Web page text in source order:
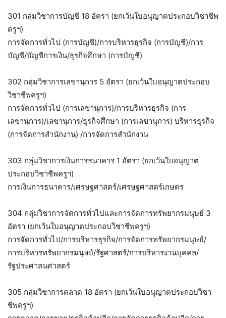
301 กลุ่มวิชาการบัญชี 18 อัตรา (ยกเว้นใบอนุญาตประกอบวิชาชีพ
ครูฯ)
การจัดการทั่วไป (การบัญชี)/การบริหารธุรกิจ (การบัญชี)/การ
บัญชี/บัญชีการเงิน/ธุรกิจศึกษา (การบัญชี)
302 กลุ่มวิชาการเลขานุการ 5 อัตรา (ยกเว้นใบอนุญาตประกอบ
วิชาชีพครูฯ)
การจัดการทั่วไป (การเลขานุการ)/การบริหารธุรกิจ (การ
เลขานุการ)/เลขานุการ/ธุรกิจศึกษา (การเลขานุการ) บริหารธุรกิจ
(การจัดการสำนักงาน) /การจัดการสำนักงาน
303 กลุ่มวิชาการเงินการธนาคาร 1 อัตรา (ยกเว้นใบอนุญาต
ประกอบวิชาชีพครูฯ)
การเงินการธนาคาร/เศรษฐศาสตร์/เศรษฐศาสตร์เกษตร
304 กลุ่มวิชาการจัดการทั่วไปและการจัดการทรัพยากรมนุษย์ 3
อัตรา (ยกเว้นใบอนุญาตประกอบวิชาชีพครูฯ)
การจัดการทั่วไป/การบริหารธุรกิจ/การจัดการทรัพยากรมนุษย์/
การบริหารทรัพยากรมนุษย์/รัฐศาสตร์/การบริหารงานบุคคล/
รัฐประศาสนศาสตร์
305 กลุ่มวิชาการตลาด 18 อัตรา (ยกเว้นใบอนุญาตประกอบวิชา
ชีพครูฯ)